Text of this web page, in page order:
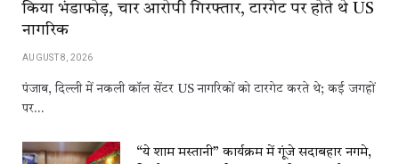
किया भंडाफोड़, चार आरोपी गिरफ्तार, टारगेट पर होते थे US
नागरिक
AUGUST 8, 2026
पंजाब, दिल्ली में नकली कॉल सेंटर US नागरिकों को टारगेट करते थे; कई जगहों
पर…
“ये शाम मस्तानी” कार्यक्रम में गूंजे सदाबहार नगमे,